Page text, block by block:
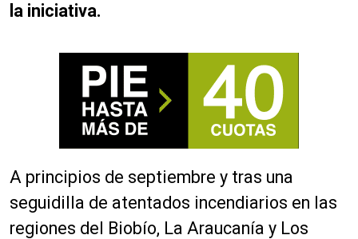
la iniciativa.
A principios de septiembre y tras una
seguidilla de atentados incendiarios en las
regiones del Biobío, La Araucanía y Los